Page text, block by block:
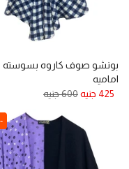
بونشو صوف كاروه بسوسته
اماميه
425 جنيه
600 جنيه
-25%